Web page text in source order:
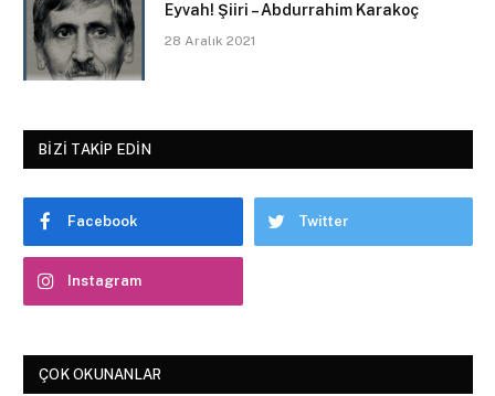
Eyvah! Şiiri – Abdurrahim Karakoç
28 Aralık 2021
BIZI TAKIP EDIN
Facebook Twitter
Instagram
ÇOK OKUNANLAR